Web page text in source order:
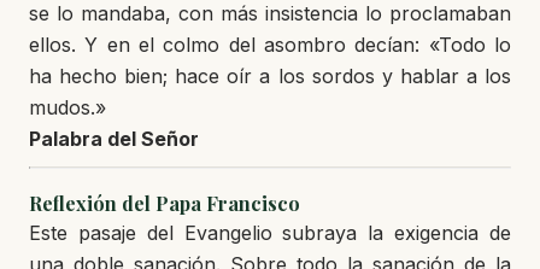
se lo mandaba, con más insistencia lo proclamaban
ellos. Y en el colmo del asombro decían: «Todo lo
ha hecho bien; hace oír a los sordos y hablar a los
mudos.»
Palabra del Señor
Reflexión del Papa Francisco
Este pasaje del Evangelio subraya la exigencia de
una doble sanación. Sobre todo la sanación de la